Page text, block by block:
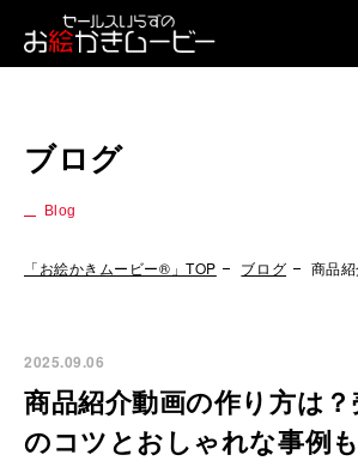
ブログ
Blog
「お絵かきムービー®」TOP ブログ 商品
2025.09.06
商品紹介動画の作り方は
のコツとおしゃれな事例も